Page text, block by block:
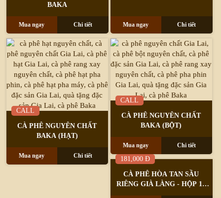
BAKA
Mua ngay Chi tiết Mua ngay Chi tiết
CALL
CÀ PHÊ NGUYÊN CHẤT
BAKA (HẠT)
Mua ngay Chi tiết
CALL
CÀ PHÊ NGUYÊN CHẤT
BAKA (BỘT)
Mua ngay Chi tiết
181,000 Đ
CÀ PHÊ HÒA TAN SẦU
RIÊNG GIÀ LÀNG - HỘP 12
GÓI